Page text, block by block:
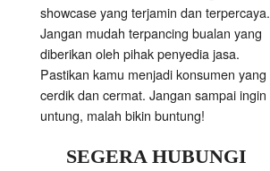
showcase yang terjamin dan terpercaya.
Jangan mudah terpancing bualan yang
diberikan oleh pihak penyedia jasa.
Pastikan kamu menjadi konsumen yang
cerdik dan cermat. Jangan sampai ingin
untung, malah bikin buntung!
SEGERA HUBUNGI